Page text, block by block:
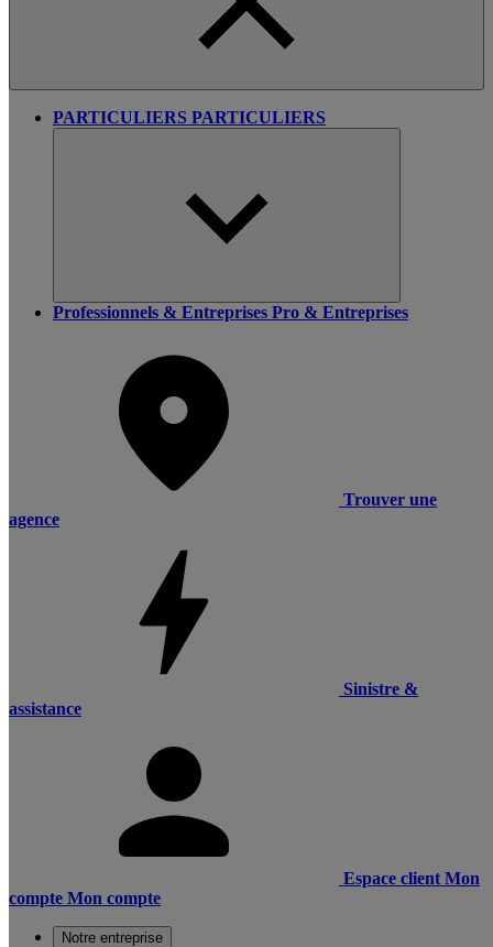
PARTICULIERS PARTICULIERS
Professionnels & Entreprises Pro & Entreprises
Trouver une
agence
Sinistre &
assistance
Espace client Mon
compte Mon compte
Notre entreprise